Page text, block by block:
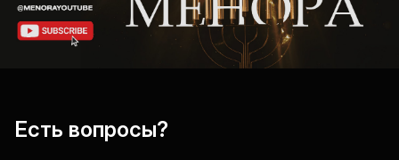
Есть вопросы?